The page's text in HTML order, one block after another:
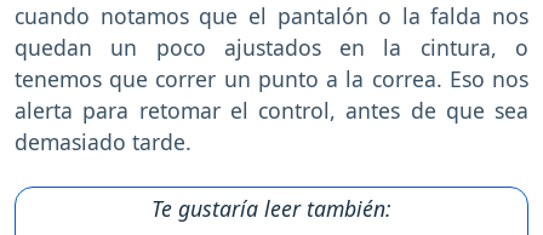
cuando notamos que el pantalón o la falda nos
quedan un poco ajustados en la cintura, o
tenemos que correr un punto a la correa. Eso nos
alerta para retomar el control, antes de que sea
demasiado tarde.
Te gustaría leer también: